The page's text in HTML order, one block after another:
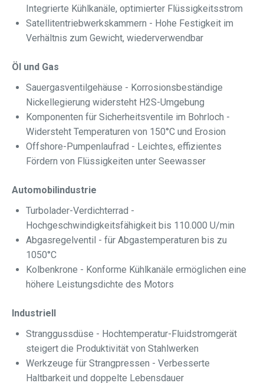
Integrierte Kühlkanäle, optimierter Flüssigkeitsstrom
Satellitentriebwerkskammern - Hohe Festigkeit im
Verhältnis zum Gewicht, wiederverwendbar
Öl und Gas
Sauergasventilgehäuse - Korrosionsbeständige
Nickellegierung widersteht H2S-Umgebung
Komponenten für Sicherheitsventile im Bohrloch -
Widersteht Temperaturen von 150°C und Erosion
Offshore-Pumpenlaufrad - Leichtes, effizientes
Fördern von Flüssigkeiten unter Seewasser
Automobilindustrie
Turbolader-Verdichterrad -
Hochgeschwindigkeitsfähigkeit bis 110.000 U/min
Abgasregelventil - für Abgastemperaturen bis zu
1050°C
Kolbenkrone - Konforme Kühlkanäle ermöglichen eine
höhere Leistungsdichte des Motors
Industriell
Stranggussdüse - Hochtemperatur-Fluidstromgerät
steigert die Produktivität von Stahlwerken
Werkzeuge für Strangpressen - Verbesserte
Haltbarkeit und doppelte Lebensdauer